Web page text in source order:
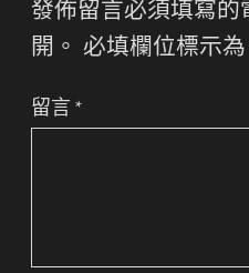
發佈留言必須填寫的
開。 必填欄位標示為
留言 *